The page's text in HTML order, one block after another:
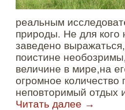
реальным
природы. Не для кого
заведено
поистине
величине в мире,на
огромное количество
неповторимый отдых
Читать далее →